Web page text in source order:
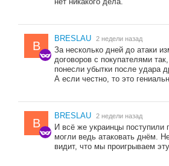
B
BRESLAU 2 недели назад
За несколько дней до атаки
договоров с покупателями
понесли убытки после удара
А если честно, то это
B
BRESLAU 2 недели назад
И всё же украинцы поступили
могли ведь атаковать днём.
видит, что мы проигрываем